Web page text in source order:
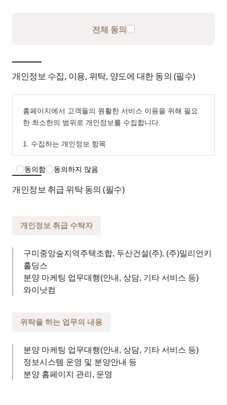
전체 동의
개인정보 수집, 이용, 위탁, 양도에 대한 동의 (필수)
홈페이지에서 고객들의 원활한 서비스 이용을 위해 필요
한 최소한의 범위로 개인정보를 수집합니다.
1. 수집하는 개인정보 항목
관심고객등록을 통하여 아래와 같은 개인정보를 수집하고
있습니다.
- 개인정보개인정보 수집방법 : 홈페이지(관심고객등록 및
을 클릭할 수 있는 절차를 마련하여, 각각의 「동의」버튼
을 클릭하면 해당 사항을 동의한 것으로 간주합니다.
2. 개인정보의 수집 및 이용목적
습니다.
한 의사소통 경로의 확보, 새로운 서비스 및 뉴스, 이벤트
정보 등의 안내
- 성함, 연락처, 거주지역 : 경품 배송에 대한 정확한 배송
동의함 동의하지 않음
개인정보 취급 위탁 동의 (필수)
개인정보 취급 수탁자
구미중앙숲지역주택조합, 두산건설(주), (주)밀리언키
홀딩스
분양 마케팅 업무대행(안내, 상담, 기타 서비스 등)
와이낫컴
위탁을 하는 업무의 내용
분양 마케팅 업무대행(안내, 상담, 기타 서비스 등)
정보시스템 운영 및 분양안내 등
분양 홈페이지 관리, 운영